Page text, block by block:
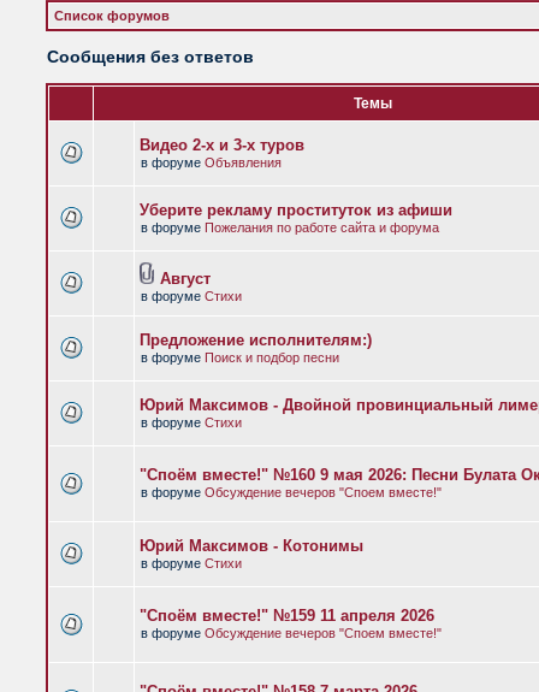
Список форумов
Сообщения без ответов
Темы
Видео 2-х и 3-х туров
в форуме Объявления
Уберите рекламу проституток из афиши
в форуме Пожелания по работе сайта и форума
Август
в форуме Стихи
Предложение исполнителям:)
в форуме Поиск и подбор песни
Юрий Максимов - Двойной провинциальный
в форуме Стихи
"Споём вместе!" №160 9 мая 2026: Песни Булата
в форуме Обсуждение вечеров "Споем вместе!"
Юрий Максимов - Котонимы
в форуме Стихи
"Споём вместе!" №159 11 апреля 2026
в форуме Обсуждение вечеров "Споем вместе!"